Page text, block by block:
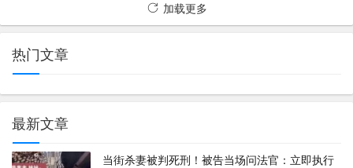
加载更多
热门文章
最新文章
当街杀妻被判死刑！被告当场问法官：立即执行